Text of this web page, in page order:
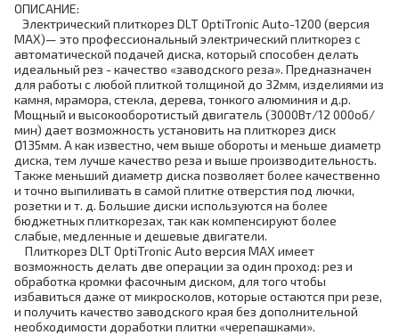
ОПИСАНИЕ:
Электрический плиткорез DLT OptiTronic Auto-1200 (версия
MAX)— это профессиональный электрический плиткорез с
автоматической подачей диска, который способен делать
идеальный рез - качество «заводского реза». Предназначен
для работы с любой плиткой толщиной до 32мм, изделиями из
камня, мрамора, стекла, дерева, тонкого алюминия и д.р.
Мощный и высокооборотистый двигатель (3000Вт/12 000об/
мин) дает возможность установить на плиткорез диск
Ø135мм. А как известно, чем выше обороты и меньше диаметр
диска, тем лучше качество реза и выше производительность.
Также меньший диаметр диска позволяет более качественно
и точно выпиливать в самой плитке отверстия под лючки,
розетки и т. д. Большие диски используются на более
бюджетных плиткорезах, так как компенсируют более
слабые, медленные и дешевые двигатели.
Плиткорез DLT OptiTronic Auto версия MAX имеет
возможность делать две операции за один проход: рез и
обработка кромки фасочным диском, для того чтобы
избавиться даже от микросколов, которые остаются при резе,
и получить качество заводского края без дополнительной
необходимости доработки плитки «черепашками».